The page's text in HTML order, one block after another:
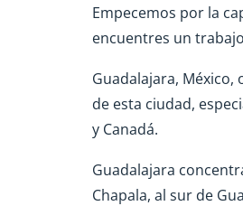
Empecemos por la
encuentres un
Guadalajara,
de esta ciudad,
y Canadá.
Guadalajara
Chapala, al sur de